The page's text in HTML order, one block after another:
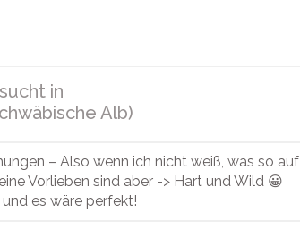
sucht in
Alb)
– Also wenn ich nicht weiß, was so auf
Vorlieben sind aber -> Hart und Wild 😀
es wäre perfekt!